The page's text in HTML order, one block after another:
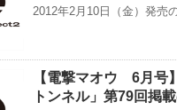
2012年2月10日（金）発売
【電撃マオウ 6月号
トンネル」第79回掲